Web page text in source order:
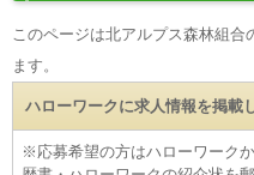
このページは北アルプス森林組合
ます。
ハローワークに求人情報を掲載
※応募希望の方はハローワーク